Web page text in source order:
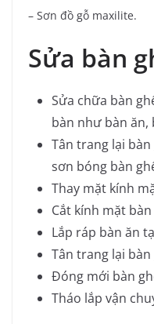
– Sơn đồ gỗ maxilite.
Sửa bàn
Sửa chữa bàn
bàn như bàn ăn,
Tân trang lại
sơn bóng bàn
Thay mặt kính
Cắt kính mặt
Lắp ráp bàn ăn
Tân trang lại bàn
Đóng mới bàn
Tháo lắp vận